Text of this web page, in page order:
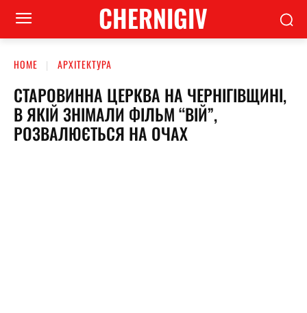
CHERNIGIV
HOME АРХІТЕКТУРА
СТАРОВИННА ЦЕРКВА НА ЧЕРНІГІВЩИНІ,
В ЯКІЙ ЗНІМАЛИ ФІЛЬМ “ВІЙ”,
РОЗВАЛЮЄТЬСЯ НА ОЧАХ